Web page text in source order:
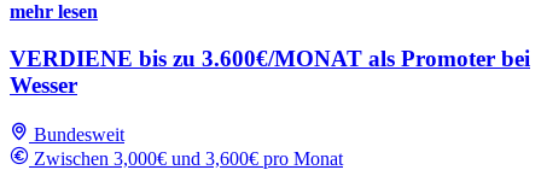
mehr lesen
VERDIENE bis zu 3.600€/MONAT als Promoter bei
Wesser
Bundesweit
Zwischen 3,000€ und 3,600€ pro Monat